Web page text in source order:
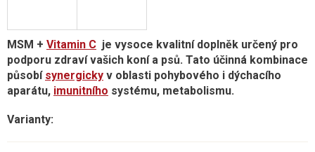
MSM + Vitamin C je vysoce kvalitní doplněk určený pro
podporu zdraví vašich koní a psů. Tato účinná kombinace
působí synergicky v oblasti pohybového i dýchacího
aparátu, imunitního systému, metabolismu.